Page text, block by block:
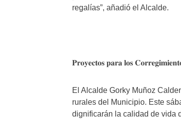
regalías”, añadió el Alcalde.
𝐏𝐫𝐨𝐲𝐞𝐜𝐭𝐨𝐬 𝐩𝐚𝐫𝐚 𝐥𝐨𝐬
El Alcalde Gorky Muñoz
rurales del Municipio. Este
dignificarán la calidad de vida